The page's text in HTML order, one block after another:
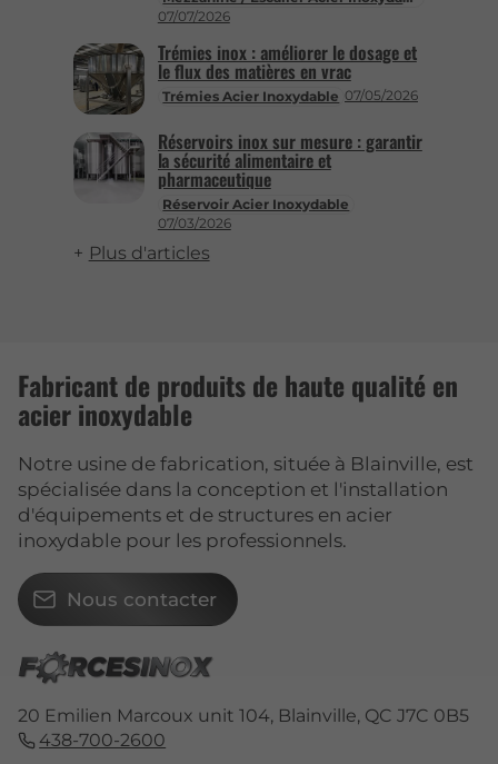
07/07/2026
Trémies Acier Inoxydable 07/05/2026
Trémies inox : améliorer le dosage et
le flux des matières en vrac
Réservoir Acier Inoxydable
07/03/2026
Réservoirs inox sur mesure : garantir
la sécurité alimentaire et
pharmaceutique
Plus d'articles
20 Emilien Marcoux unit 104, Blainville, QC J7C 0B5
438-700-2600
Fabricant de produits de haute qualité en
acier inoxydable
Notre usine de fabrication, située à Blainville, est
spécialisée dans la conception et l'installation
d'équipements et de structures en acier
inoxydable pour les professionnels.
Nous contacter